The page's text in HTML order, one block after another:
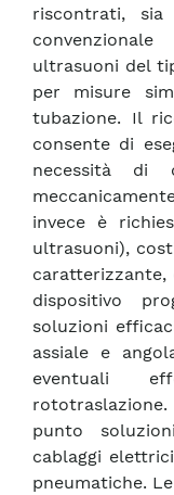
riscontrati,
ultrasuoni del
per misure
tubazione. Il
consente di
necessità di
invece è
ultrasuoni),
caratterizzante,
dispositivo
soluzioni
assiale e
eventuali
punto
cablaggi
pneumatiche.